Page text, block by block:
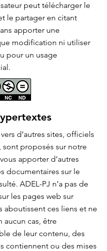
peut télécharger le
le partager en citant
apporter une
modification ni utiliser
pour un usage
d’autres sites, officiels
sont proposés sur notre
apporter d’autres
documentaires sur le
ADEL-PJ n’a pas de
les pages web sur
aboutissent ces liens et ne
aucun cas, être
de leur contenu, des
contiennent ou des mises